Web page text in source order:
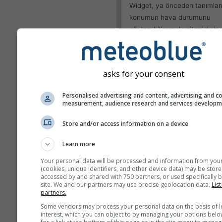
Widget, ya önceden
konumun hava durumunu
gösterebilir ya da sitenizi
eden her bir ziyaretçinin
algılamayı deneyebilir.
Kullanıcı konumunu
Görünüm
Özellikler
asks for your consent
Personalised advertising and content, advertising and
measurement, audience research and services
Store and/or access information on a device
Learn more
Your personal data will be processed and information from
(cookies, unique identifiers, and other device data) may be
accessed by and shared with 750 partners, or used specifically
site. We and our partners may use precise geolocation data.
partners.
Some vendors may process your personal data on the basis of
interest, which you can object to by managing your options